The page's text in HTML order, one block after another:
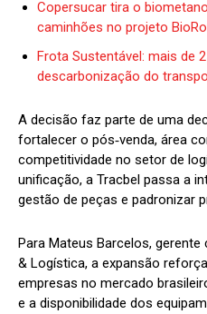
Copersucar tira o
caminhões no projeto
Frota Sustentável: mais de
descarbonização do
A decisão faz parte de uma
fortalecer o pós‑venda, área
competitividade no setor de
unificação, a Tracbel passa a
gestão de peças e padronizar
Para Mateus Barcelos,
& Logística, a expansão
empresas no mercado
e a disponibilidade dos